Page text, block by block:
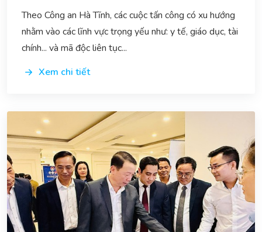
Theo Công an Hà Tĩnh, các cuộc tấn công có xu hướng
nhằm vào các lĩnh vực trọng yếu như: y tế, giáo dục, tài
chính... và mã độc liên tục...
Xem chi tiết